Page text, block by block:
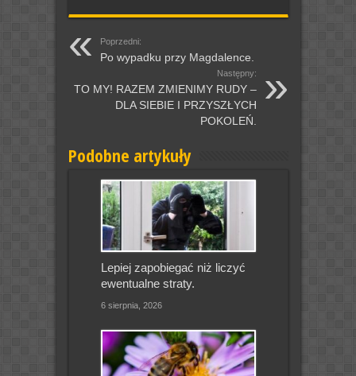
Poprzedni:
Po wypadku przy Magdalence.
Następny:
TO MY! RAZEM ZMIENIMY RUDY –
DLA SIEBIE I PRZYSZŁYCH
POKOLEŃ.
Podobne artykuły
Lepiej zapobiegać niż liczyć
ewentualne straty.
6 sierpnia, 2026